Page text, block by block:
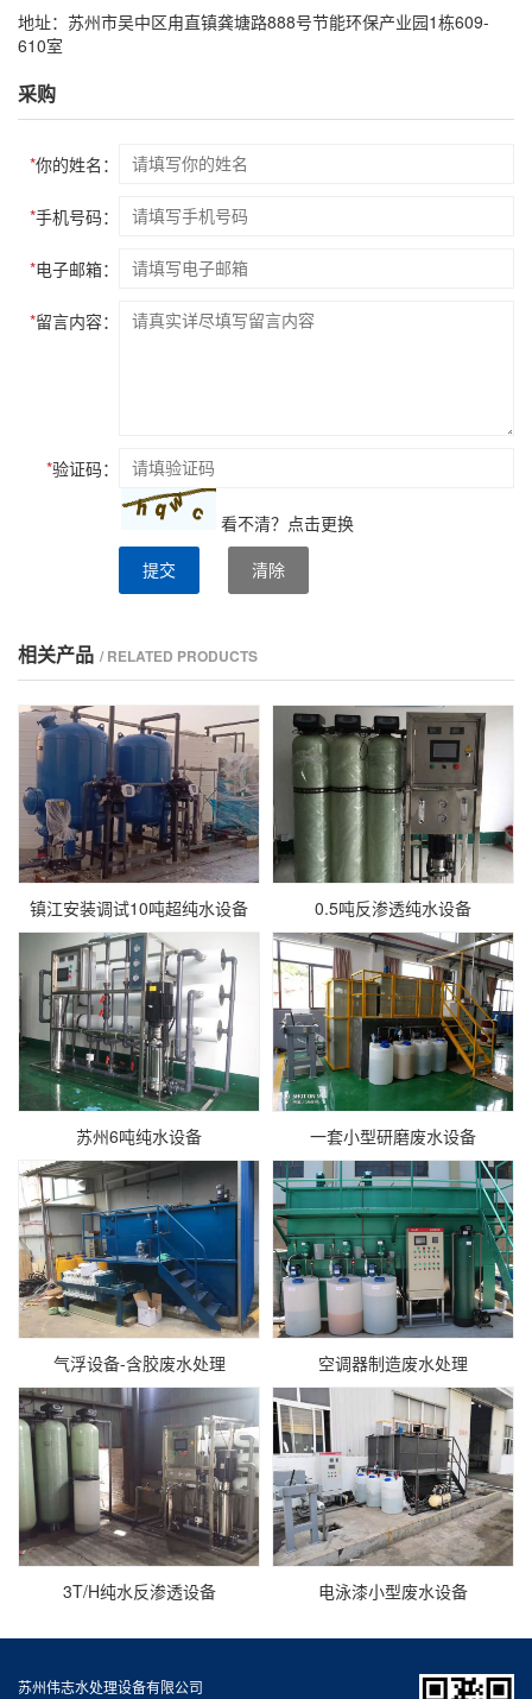
地址：苏州市吴中区甪直镇龚塘路888号节能环保产业园1栋609-
610室
采购
*你的姓名：
*手机号码：
*电子邮箱：
*留言内容：
*验证码：
看不清？ 点击更换
提交 清除
相关产品 / RELATED PRODUCTS
镇江安装调试10吨超纯水设备 0.5吨反渗透纯水设备
苏州6吨纯水设备 一套小型研磨废水设备
气浮设备-含胶废水处理 空调器制造废水处理
3T/H纯水反渗透设备 电泳漆小型废水设备
苏州伟志水处理设备有限公司